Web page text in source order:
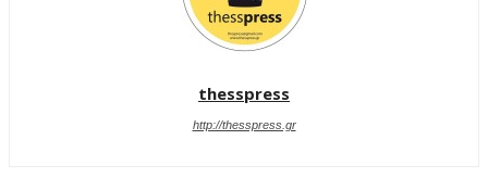
thesspress
http://thesspress.gr